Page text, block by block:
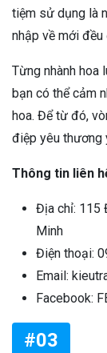
tiệm sử dụng là
nhập về mới
Từng nhành hoa
bạn có thể cảm
hoa. Để từ đó,
điệp yêu thương
Thông tin liên
Địa chỉ: 115
Minh
Điện thoại:
Email:
Facebook:
#03